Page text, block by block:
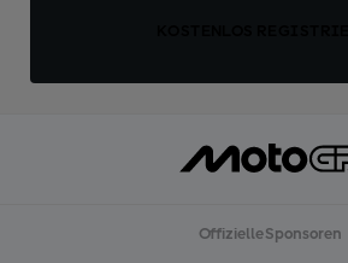
Offizielle Sponsoren